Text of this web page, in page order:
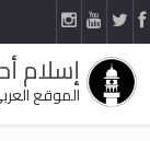
إسلام
الموقع